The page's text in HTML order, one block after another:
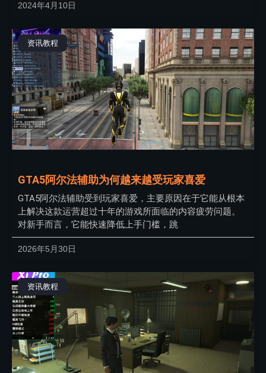
2024年4月10日
资讯教程
GTA5阿尔法辅助为何越来越受玩家喜爱
GTA5阿尔法辅助受到玩家喜爱，主要原因在于它能从根本
上解决这款运营超过十年的游戏所面临的内容疲劳问题。
对新手而言，它能快速降低上手门槛，跳
2026年5月30日
资讯教程